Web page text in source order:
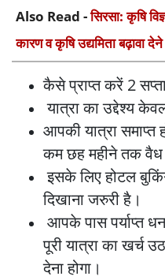
Also Read -सिरसा: कृषि
कारण व कृषि उद्यमिता बढ़ावा देने
कैसे प्राप्त करें 2
यात्रा का उद्देश्य
आपकी यात्रा समाप्त
कम छह महीने तक वैध
इसके लिए होटल
दिखाना जरुरी है।
आपके पास पर्याप्त
पूरी यात्रा का खर्च
देना होगा।